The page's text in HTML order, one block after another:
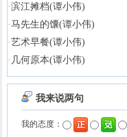
·滨江摊档(谭小伟)
·马先生的馕(谭小伟)
·艺术早餐(谭小伟)
· 几何原本(谭小伟)